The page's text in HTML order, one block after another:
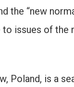
the “new
issues of the
Poland, is a